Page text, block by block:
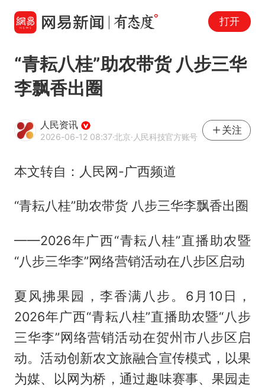
打开
“青耘八桂”助农带货 八步三华
李飘香出圈
人民资讯
2026-06-12 08:37·北京·人民科技官方账号
关注
本文转自：人民网-广西频道
“青耘八桂”助农带货 八步三华李飘香出圈
——2026年广西“青耘八桂”直播助农暨
“八步三华李”网络营销活动在八步区启动
夏风拂果园，李香满八步。6月10日，
2026年广西“青耘八桂”直播助农暨“八步
三华李”网络营销活动在贺州市八步区启
动。活动创新农文旅融合宣传模式，以果
为媒、以网为桥，通过趣味赛事、果园走